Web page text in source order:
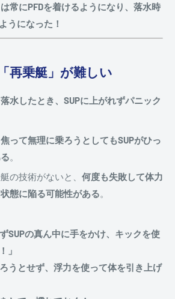
常にPFDを着けるようになり、落水時
うになった！
再乗艇」が難しい
水したとき、SUPに上がれずパニック
焦って無理に乗ろうとしてもSUPがひっ
。
の技術がないと、 何度も失敗して体力
態に陥る可能性がある。
SUPの真ん中に手をかけ、キックを使
」
うとせず、浮力を使って体を引き上げ